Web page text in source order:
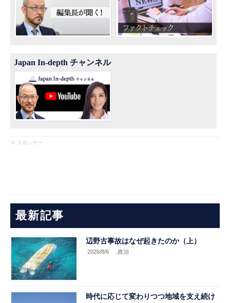
Japan In-depth チャンネル
※ スポンサー
最新記事
辺野古事故はなぜ起きたのか（上）
2026/8/6 .政治
時代に応じて変わりつつ地域を支え続け